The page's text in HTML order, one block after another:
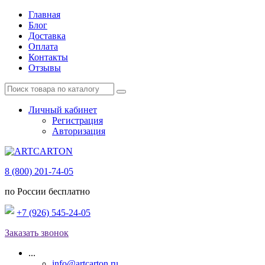
Главная
Блог
Доставка
Оплата
Контакты
Отзывы
Личный кабинет
Регистрация
Авторизация
8 (800) 201-74-05
по России бесплатно
+7 (926) 545-24-05
Заказать звонок
...